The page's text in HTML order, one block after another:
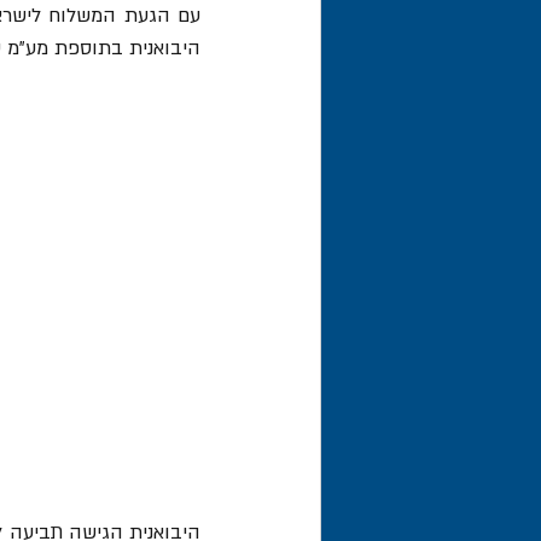
היבואנית בתוספת מע"מ של